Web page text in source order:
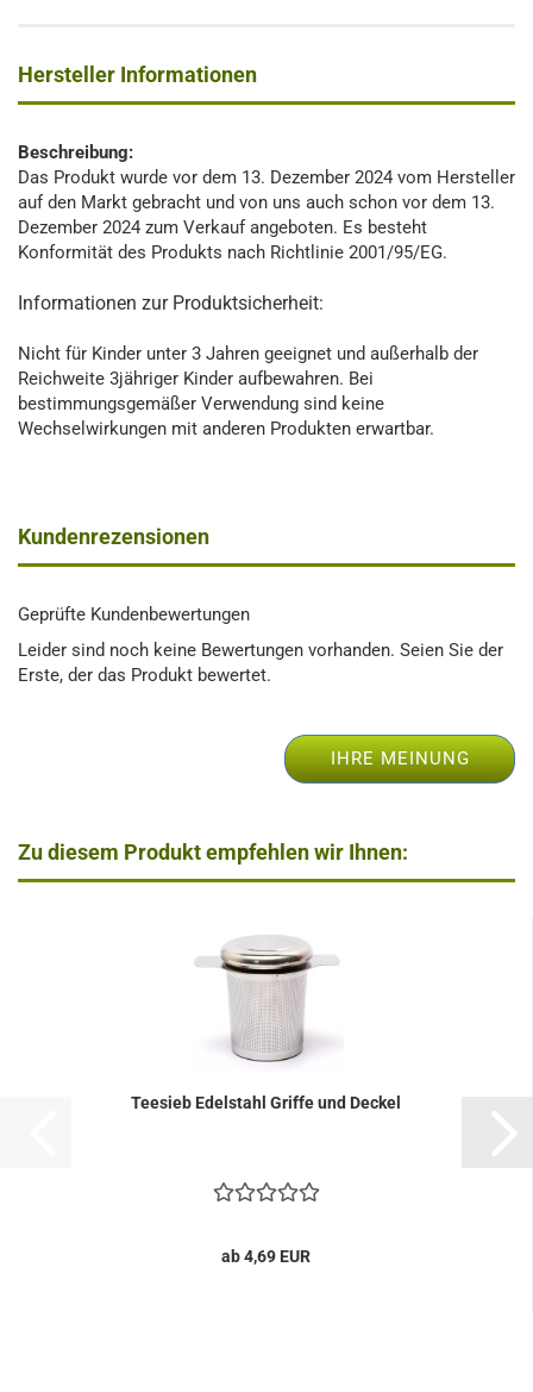
Hersteller Informationen
Beschreibung:
Das Produkt wurde vor dem 13. Dezember 2024 vom Hersteller
auf den Markt gebracht und von uns auch schon vor dem 13.
Dezember 2024 zum Verkauf angeboten. Es besteht
Konformität des Produkts nach Richtlinie 2001/95/EG.
Informationen zur Produktsicherheit:
Nicht für Kinder unter 3 Jahren geeignet und außerhalb der
Reichweite 3jähriger Kinder aufbewahren. Bei
bestimmungsgemäßer Verwendung sind keine
Wechselwirkungen mit anderen Produkten erwartbar.
Kundenrezensionen
Geprüfte Kundenbewertungen
Leider sind noch keine Bewertungen vorhanden. Seien Sie der
Erste, der das Produkt bewertet.
IHRE MEINUNG
Zu diesem Produkt empfehlen wir Ihnen:
Teesieb Edelstahl Griffe und Deckel
ab 4,69 EUR